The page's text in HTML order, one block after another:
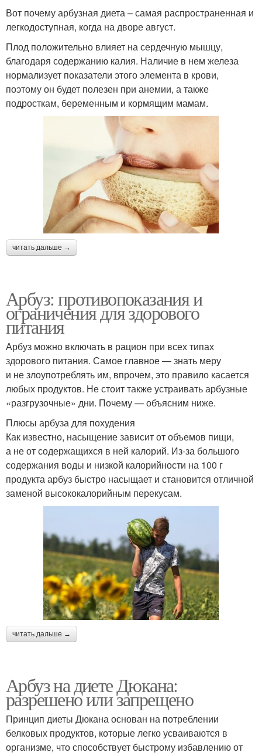
Вот почему арбузная диета – самая распространенная и
легкодоступная, когда на дворе август.
Плод положительно влияет на сердечную мышцу,
благодаря содержанию калия. Наличие в нем железа
нормализует показатели этого элемента в крови,
поэтому он будет полезен при анемии, а также
подросткам, беременным и кормящим мамам.
читать дальше →
Арбуз: противопоказания и
ограничения для здорового
питания
Арбуз можно включать в рацион при всех типах
здорового питания. Самое главное — знать меру
и не злоупотреблять им, впрочем, это правило касается
любых продуктов. Не стоит также устраивать арбузные
«разгрузочные» дни. Почему — объясним ниже.
Плюсы арбуза для похудения
Как известно, насыщение зависит от объемов пищи,
а не от содержащихся в ней калорий. Из-за большого
содержания воды и низкой калорийности на 100 г
продукта арбуз быстро насыщает и становится отличной
заменой высококалорийным перекусам.
читать дальше →
Арбуз на диете Дюкана:
разрешено или запрещено
Принцип диеты Дюкана основан на потреблении
белковых продуктов, которые легко усваиваются в
организме, что способствует быстрому избавлению от